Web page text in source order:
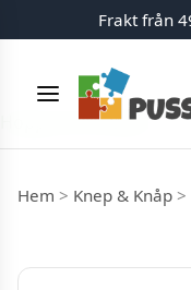
Hoppa till innehåll
Frakt från
Meny
Hem > Knep & Knåp >